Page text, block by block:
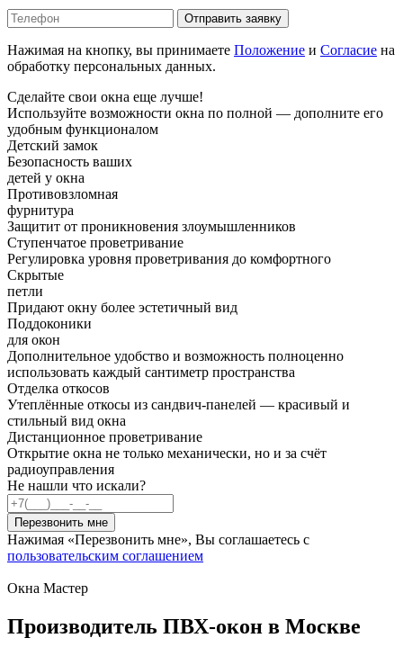
Отправить заявку
Нажимая на кнопку, вы принимаете Положение и Согласие на
обработку персональных данных.
Сделайте свои окна еще лучше!
Используйте возможности окна по полной — дополните его
удобным функционалом
Детский замок
Безопасность ваших
детей у окна
Противовзломная
фурнитура
Защитит от проникновения злоумышленников
Ступенчатое проветривание
Регулировка уровня проветривания до комфортного
Скрытые
петли
Придают окну более эстетичный вид
Поддоконики
для окон
Дополнительное удобство и возможность полноценно
использовать каждый сантиметр пространства
Отделка откосов
Утеплённые откосы из сандвич-панелей — красивый и
стильный вид окна
Дистанционное проветривание
Открытие окна не только механически, но и за счёт
радиоуправления
Не нашли что искали?
Перезвонить мне
Нажимая «Перезвонить мне», Вы соглашаетесь с
пользовательским соглашением
Окна Мастер
Производитель ПВХ-окон в Москве